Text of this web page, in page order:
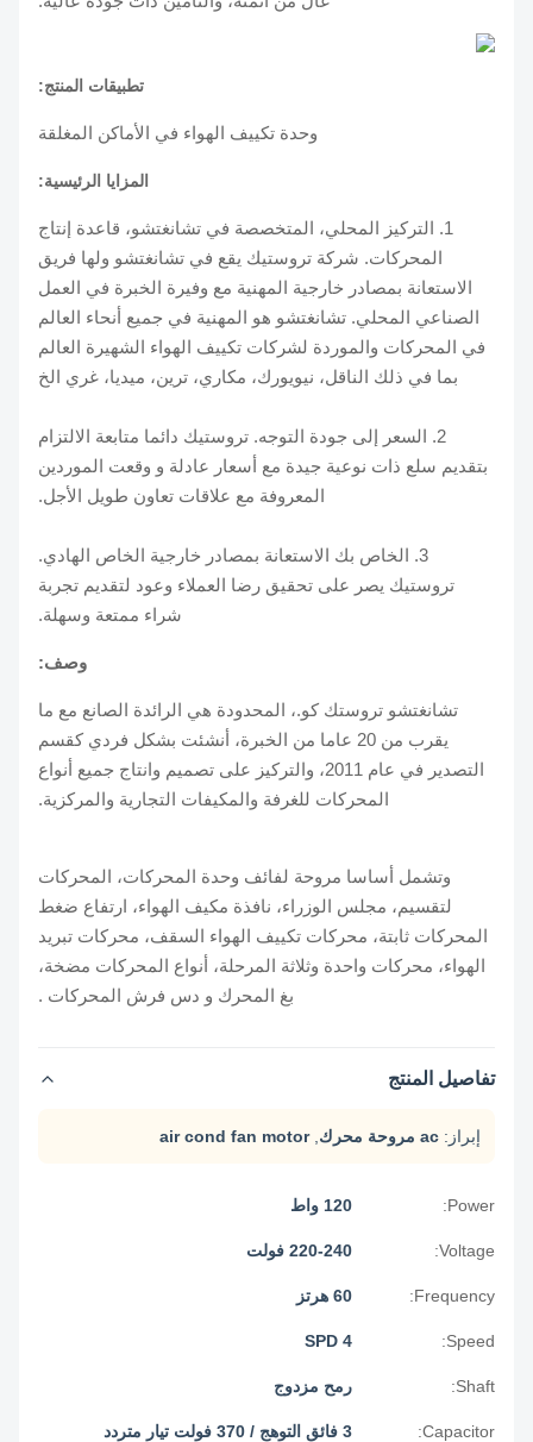
تطبيقات المنتج:
وحدة تكييف الهواء في الأماكن المغلقة
المزايا الرئيسية:
1. التركيز المحلي، المتخصصة في تشانغتشو، قاعدة إنتاج
المحركات. شركة تروستيك يقع في تشانغتشو ولها فريق
الاستعانة بمصادر خارجية المهنية مع وفيرة الخبرة في العمل
الصناعي المحلي. تشانغتشو هو المهنية في جميع أنحاء العالم
في المحركات والموردة لشركات تكييف الهواء الشهيرة العالم
بما في ذلك الناقل، نيويورك، مكاري، ترين، ميديا، غري الخ
2. السعر إلى جودة التوجه. تروستيك دائما متابعة الالتزام
بتقديم سلع ذات نوعية جيدة مع أسعار عادلة و وقعت الموردين
المعروفة مع علاقات تعاون طويل الأجل.
3. الخاص بك الاستعانة بمصادر خارجية الخاص الهادي.
تروستيك يصر على تحقيق رضا العملاء وعود لتقديم تجربة
شراء ممتعة وسهلة.
وصف:
تشانغتشو تروستك كو.، المحدودة هي الرائدة الصانع مع ما
يقرب من 20 عاما من الخبرة، أنشئت بشكل فردي كقسم
التصدير في عام 2011، والتركيز على تصميم وانتاج جميع أنواع
المحركات للغرفة والمكيفات التجارية والمركزية.
وتشمل أساسا مروحة لفائف وحدة المحركات، المحركات
لتقسيم، مجلس الوزراء، نافذة مكيف الهواء، ارتفاع ضغط
المحركات ثابتة، محركات تكييف الهواء السقف، محركات تبريد
الهواء، محركات واحدة وثلاثة المرحلة، أنواع المحركات مضخة،
بغ المحرك و دس فرش المحركات .
تفاصيل المنتج
ac مروحة محرك ,
air cond fan motor
Power:
Voltage: 220-240 فولت
Frequency:
Speed:
Shaft: رمح مزدوج
Capacitor: